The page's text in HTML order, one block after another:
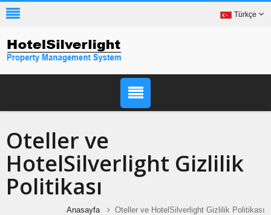
Türkçe
Oteller ve
HotelSilverlight Gizlilik
Politikası
Anasayfa Oteller ve HotelSilverlight Gizlilik Politikası